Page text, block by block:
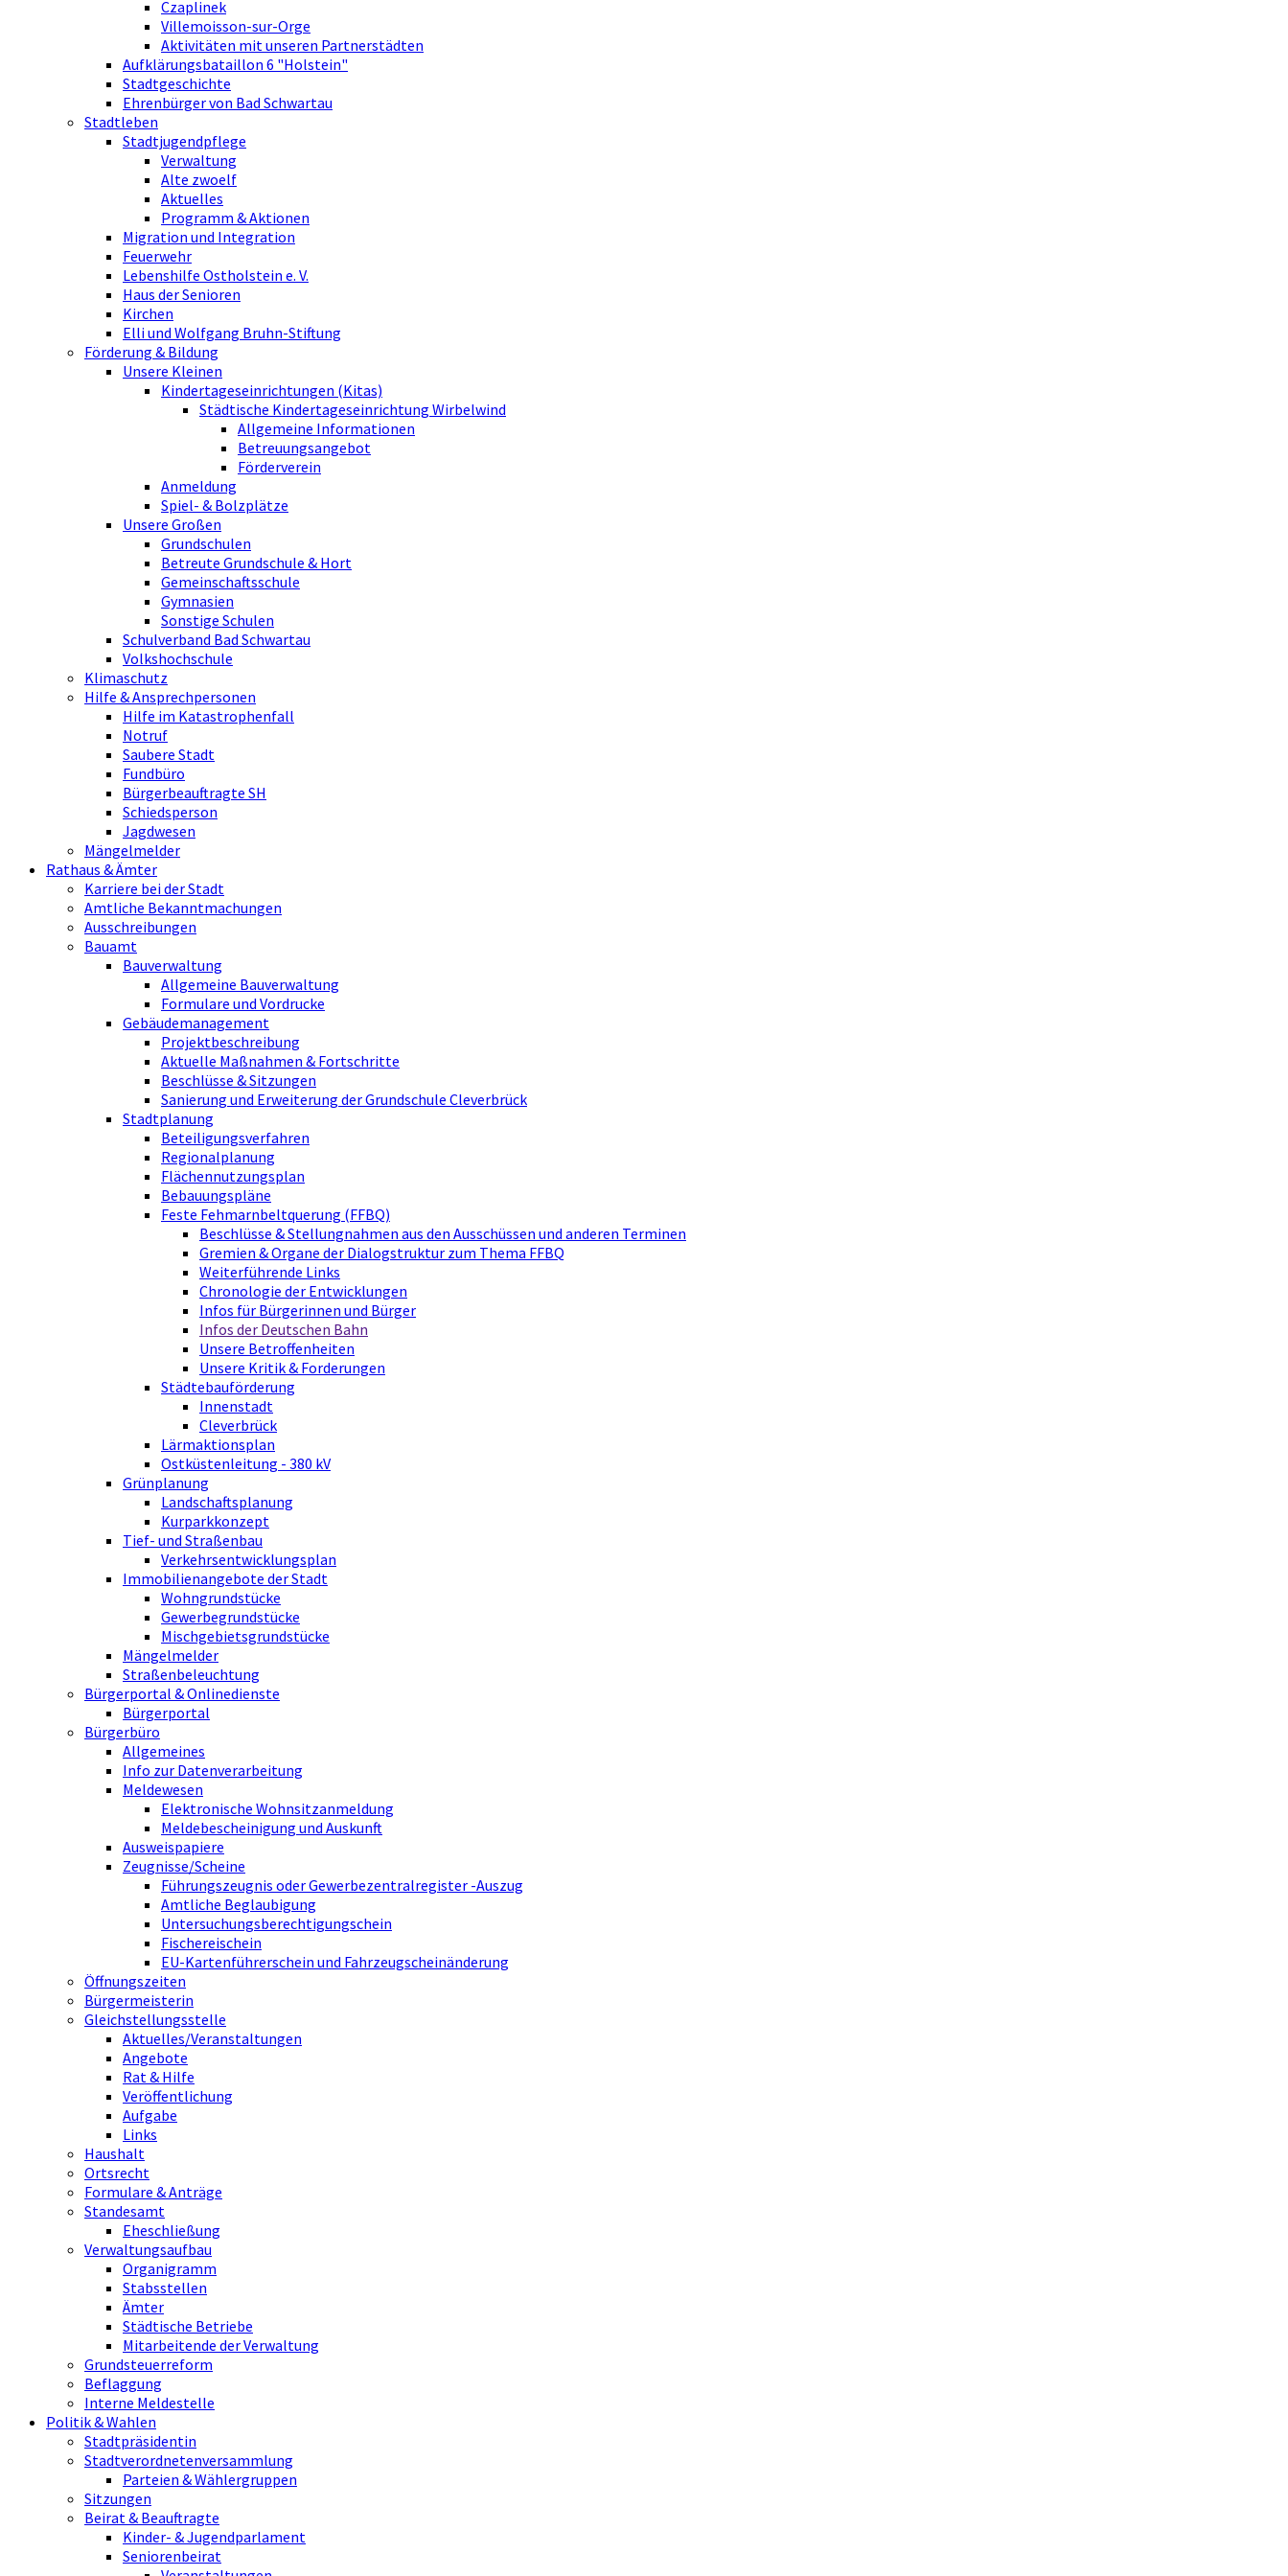
Czaplinek
Villemoisson-sur-Orge
Aktivitäten mit unseren Partnerstädten
Aufklärungsbataillon 6 "Holstein"
Stadtgeschichte
Ehrenbürger von Bad Schwartau
Stadtleben
Stadtjugendpflege
Verwaltung
Alte zwoelf
Aktuelles
Programm & Aktionen
Migration und Integration
Feuerwehr
Lebenshilfe Ostholstein e. V.
Haus der Senioren
Kirchen
Elli und Wolfgang Bruhn-Stiftung
Förderung & Bildung
Unsere Kleinen
Kindertageseinrichtungen (Kitas)
Städtische Kindertageseinrichtung Wirbelwind
Allgemeine Informationen
Betreuungsangebot
Förderverein
Anmeldung
Spiel- & Bolzplätze
Unsere Großen
Grundschulen
Betreute Grundschule & Hort
Gemeinschaftsschule
Gymnasien
Sonstige Schulen
Schulverband Bad Schwartau
Volkshochschule
Klimaschutz
Hilfe & Ansprechpersonen
Hilfe im Katastrophenfall
Notruf
Saubere Stadt
Fundbüro
Bürgerbeauftragte SH
Schiedsperson
Jagdwesen
Mängelmelder
Rathaus & Ämter
Karriere bei der Stadt
Amtliche Bekanntmachungen
Ausschreibungen
Bauamt
Bauverwaltung
Allgemeine Bauverwaltung
Formulare und Vordrucke
Gebäudemanagement
Projektbeschreibung
Aktuelle Maßnahmen & Fortschritte
Beschlüsse & Sitzungen
Sanierung und Erweiterung der Grundschule Cleverbrück
Stadtplanung
Beteiligungsverfahren
Regionalplanung
Flächennutzungsplan
Bebauungspläne
Feste Fehmarnbeltquerung (FFBQ)
Beschlüsse & Stellungnahmen aus den Ausschüssen und anderen Terminen
Gremien & Organe der Dialogstruktur zum Thema FFBQ
Weiterführende Links
Chronologie der Entwicklungen
Infos für Bürgerinnen und Bürger
Infos der Deutschen Bahn
Unsere Betroffenheiten
Unsere Kritik & Forderungen
Städtebauförderung
Innenstadt
Cleverbrück
Lärmaktionsplan
Ostküstenleitung - 380 kV
Grünplanung
Landschaftsplanung
Kurparkkonzept
Tief- und Straßenbau
Verkehrsentwicklungsplan
Immobilienangebote der Stadt
Wohngrundstücke
Gewerbegrundstücke
Mischgebietsgrundstücke
Mängelmelder
Straßenbeleuchtung
Bürgerportal & Onlinedienste
Bürgerportal
Bürgerbüro
Allgemeines
Info zur Datenverarbeitung
Meldewesen
Elektronische Wohnsitzanmeldung
Meldebescheinigung und Auskunft
Ausweispapiere
Zeugnisse/Scheine
Führungszeugnis oder Gewerbezentralregister -Auszug
Amtliche Beglaubigung
Untersuchungsberechtigungschein
Fischereischein
EU-Kartenführerschein und Fahrzeugscheinänderung
Öffnungszeiten
Bürgermeisterin
Gleichstellungsstelle
Aktuelles/Veranstaltungen
Angebote
Rat & Hilfe
Veröffentlichung
Aufgabe
Links
Haushalt
Ortsrecht
Formulare & Anträge
Standesamt
Eheschließung
Verwaltungsaufbau
Organigramm
Stabsstellen
Ämter
Städtische Betriebe
Mitarbeitende der Verwaltung
Grundsteuerreform
Beflaggung
Interne Meldestelle
Politik & Wahlen
Stadtpräsidentin
Stadtverordnetenversammlung
Parteien & Wählergruppen
Sitzungen
Beirat & Beauftragte
Kinder- & Jugendparlament
Seniorenbeirat